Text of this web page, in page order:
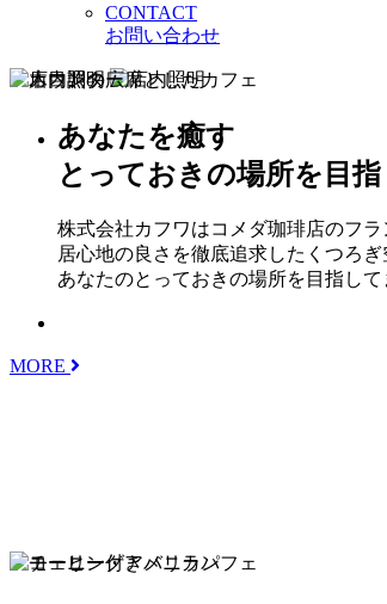
CONTACT
お問い合わせ
あなたを癒す
とっておきの場所を目指
株式会社カフワはコメダ珈琲店のフ
居心地の良さを徹底追求したくつろぎ
あなたのとっておきの場所を目指して
MORE